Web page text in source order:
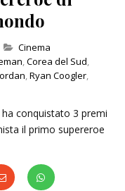
Categories
Cinema
,Corea del Sud,
,Ryan Coogler,
conquistato 3 premi
il primo supereroe